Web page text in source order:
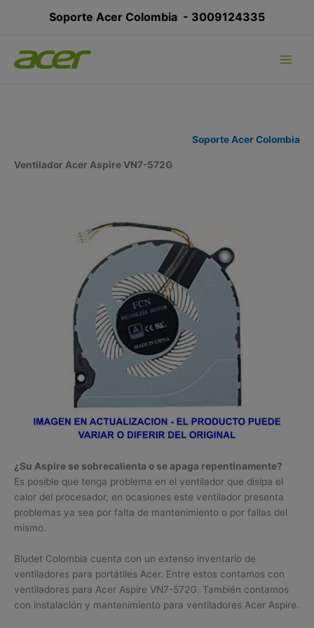
Soporte Acer Colombia - 3009124335
Soporte Acer Colombia
Ventilador Acer Aspire VN7-572G
¿Su Aspire se sobrecalienta o se apaga repentinamente?
Es posible que tenga problema en el ventilador que disipa el
calor del procesador, en ocasiones este ventilador presenta
problemas ya sea por falta de mantenimiento o por fallas del
mismo.
Bludet Colombia cuenta con un extenso inventario de
ventiladores para portátiles Acer. Entre estos contamos con
ventiladores para Acer Aspire VN7-572G. También contamos
con instalación y mantenimiento para ventiladores Acer Aspire.